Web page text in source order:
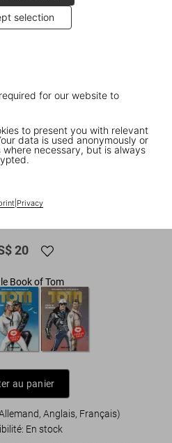
selection
for our website to
to present you with relevant
data is used anonymously or
necessary, but is always
| Privacy
1/7
ONLY
20
Book of Tom
au panier
Anglais, Français)
: En stock